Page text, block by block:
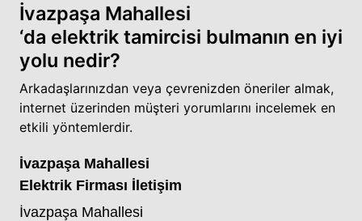
İvazpaşa Mahallesi
‘da elektrik tamircisi bulmanın en iyi
yolu nedir?
Arkadaşlarınızdan veya çevrenizden öneriler almak,
internet üzerinden müşteri yorumlarını incelemek en
etkili yöntemlerdir.
İvazpaşa Mahallesi
Elektrik Firması İletişim
İvazpaşa Mahallesi